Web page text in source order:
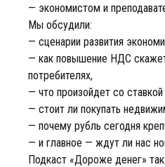
— экономистом и
Мы обсудили:
— сценарии развития
— как повышение НДС
потребителях,
— что произойдет со
— стоит ли покупать
— почему рубль сегодня
— и главное — ждут ли нас
Подкаст «Дороже денег»